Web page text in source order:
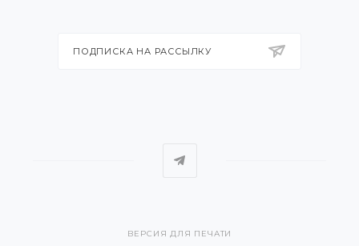
ПОДПИСКА НА РАССЫЛКУ
ВЕРСИЯ ДЛЯ ПЕЧАТИ